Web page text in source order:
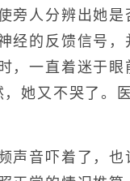
旁人分辨出她
经的反馈信号
，一直着迷于
，她又不哭了。
音吓着了，也